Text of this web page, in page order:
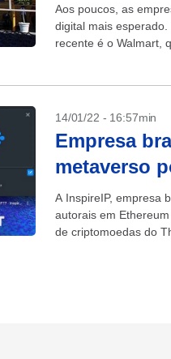
Aos poucos, as
digital mais
recente é o Walmart,
14/01/22 - 16:57min
Empresa
metaverso
A InspireIP, empresa
autorais em
de criptomoedas do